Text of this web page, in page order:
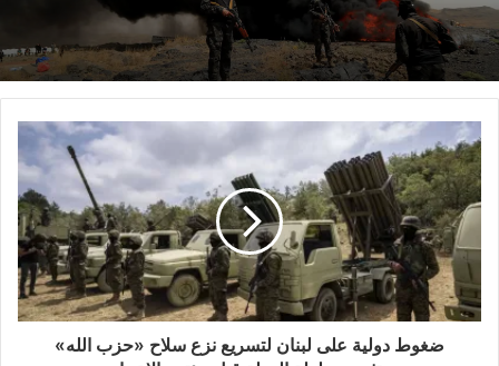
مسيّرة، وهي تهديدات تتكرر غالباً دون إنذار مسبق.
وتأتي هذه التحذيرات بعد يوم من إعلان واشنطن نيتها
تقليص عدد موظفيها في السفارة الأميركية ببغداد، إثر
تهديدات إيرانية باستهداف القواعد الأميركية في
المنطقة إذا اندلع صراع مع إسرائيل. وتزامنت
الخطوة الأميركية مع تقارير إعلامية تحدثت عن
استعدادات إسرائيلية محتملة لشن هجوم على إيران،
على خلفية تقرير أصدرته “الوكالة الدولية للطاقة
ضغوط دولية على لبنان لتسريع نزع سلاح «حزب الله»